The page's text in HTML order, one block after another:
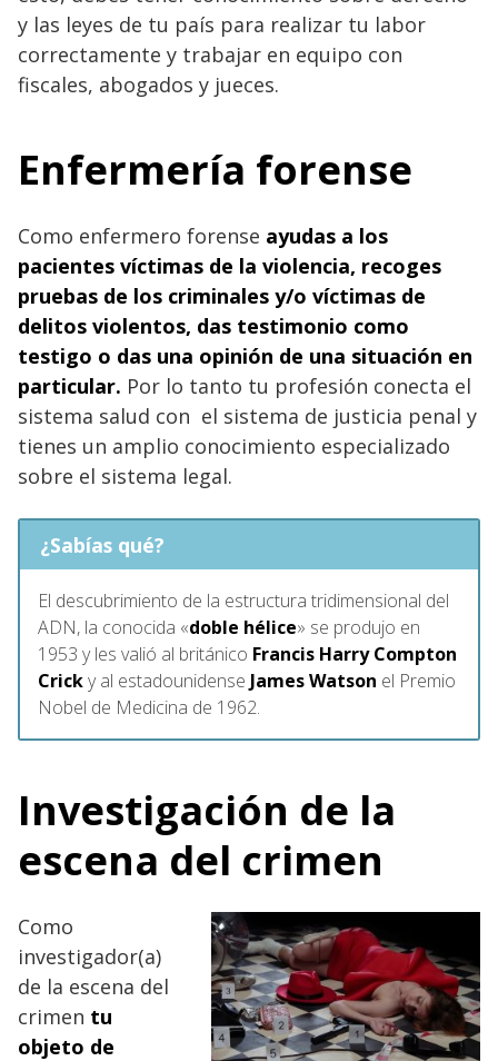
y las leyes de tu país para realizar tu labor
correctamente y trabajar en equipo con
fiscales, abogados y jueces.
Enfermería forense
Como enfermero forense ayudas a los
pacientes víctimas de la violencia, recoges
pruebas de los criminales y/o víctimas de
delitos violentos, das testimonio como
testigo o das una opinión de una situación en
particular. Por lo tanto tu profesión conecta el
sistema salud con el sistema de justicia penal y
tienes un amplio conocimiento especializado
sobre el sistema legal.
¿Sabías qué?
El descubrimiento de la estructura tridimensional del
ADN, la conocida «doble hélice» se produjo en
1953 y les valió al británico Francis Harry Compton
Cricky al estadounidense James Watson el Premio
Nobel de Medicina de 1962.
Investigación de la
escena del crimen
Como
investigador(a)
de la escena del
crimen tu
objeto de